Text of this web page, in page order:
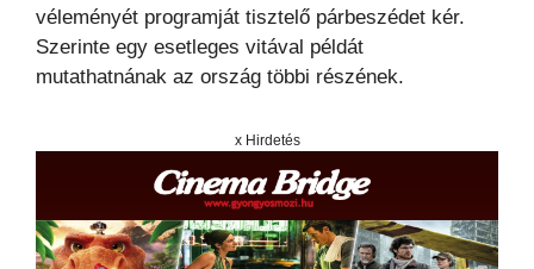
véleményét programját tisztelő párbeszédet kér.
Szerinte egy esetleges vitával példát
mutathatnának az ország többi részének.
x Hirdetés